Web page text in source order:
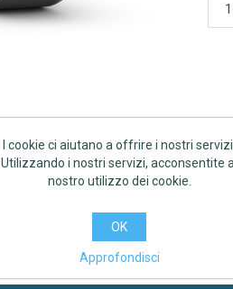
I cookie ci aiutano a offrire i nostri servizi.
Utilizzando i nostri servizi, acconsentite
nostro utilizzo dei cookie.
OK
Approfondisci